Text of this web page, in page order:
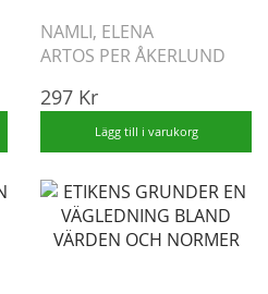
NAMLI, ELENA
ARTOS PER ÅKERLUND
297 Kr
Lägg till i varukorg